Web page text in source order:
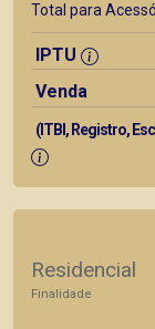
Total para
IPTU
Venda
(ITBI, Registro,
Residencial
Finalidade